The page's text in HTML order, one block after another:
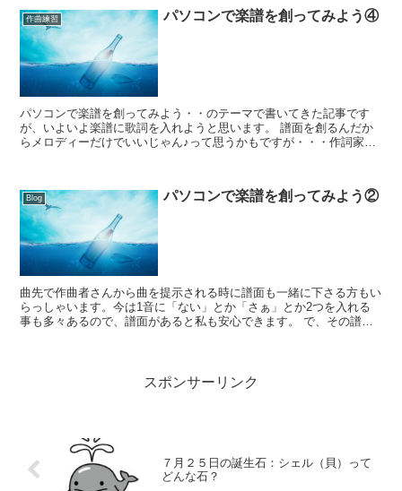
作曲練習 パソコンで楽譜を創ってみよう④
パソコンで楽譜を創ってみよう・・のテーマで書いてきた記事です
が、いよいよ楽譜に歌詞を入れようと思います。 譜面を創るんだか
らメロディーだけでいいじゃん♪って思うかもですが・・・作詞家の
Blog パソコンで楽譜を創ってみよう②
曲先で作曲者さんから曲を提示される時に譜面も一緒に下さる方もい
らっしゃいます。今は1音に「ない」とか「さぁ」とか2つを入れる
事も多々あるので、譜面があると私も安心できます。 で、その譜面
スポンサーリンク
７月２５日の誕生石：シェル（貝）って
どんな石？